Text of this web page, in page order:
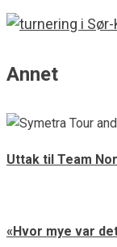
Annet
Uttak til Team
«Hvor mye var